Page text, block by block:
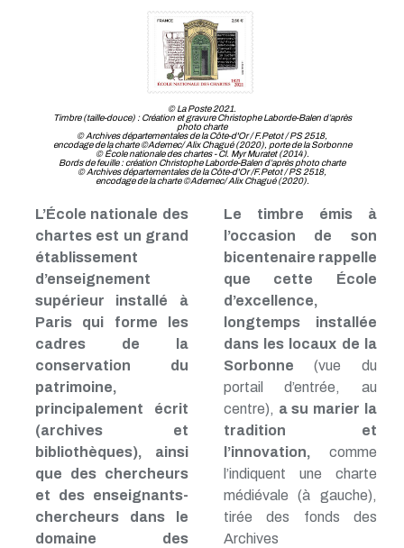
© La Poste 2021.
Timbre (taille-douce) : Création et gravure Christophe Laborde-Balen d’après
photo charte
© Archives départementales de la Côte-d'Or / F.Petot / PS 2518,
encodage de la charte ©Ademec/ Alix Chagué (2020), porte de la Sorbonne
© École nationale des chartes - Cl. Myr Muratet (2014).
Bords de feuille : création Christophe Laborde-Balen d’après photo charte
© Archives départementales de la Côte-d'Or /F.Petot / PS 2518,
encodage de la charte ©Ademec/ Alix Chagué (2020).
L’École nationale des
chartes est un grand
établissement
d’enseignement
supérieur installé à
Paris qui forme les
cadres de la
conservation du
patrimoine,
principalement écrit
(archives et
bibliothèques), ainsi
que des chercheurs
et des enseignants-
chercheurs dans le
domaine des
Le timbre émis à
l’occasion de son
bicentenaire rappelle
que cette École
d’excellence,
longtemps installée
dans les locaux de la
Sorbonne (vue du
portail d’entrée, au
centre), a su marier la
tradition et
l’innovation, comme
l’indiquent une charte
médiévale (à gauche),
tirée des fonds des
Archives